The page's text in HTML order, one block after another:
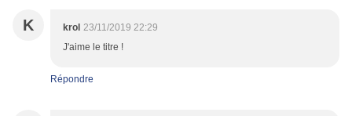
K krol 23/11/2019 22:29
J'aime le titre !
Répondre